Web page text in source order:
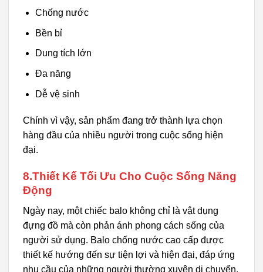
Chống nước
Bền bỉ
Dung tích lớn
Đa năng
Dễ vệ sinh
Chính vì vậy, sản phẩm đang trở thành lựa chọn
hàng đầu của nhiều người trong cuộc sống hiện
đại.
8.Thiết Kế Tối Ưu Cho Cuộc Sống Năng
Động
Ngày nay, một chiếc balo không chỉ là vật dụng
đựng đồ mà còn phản ánh phong cách sống của
người sử dụng. Balo chống nước cao cấp được
thiết kế hướng đến sự tiện lợi và hiện đại, đáp ứng
nhu cầu của những người thường xuyên di chuyển.